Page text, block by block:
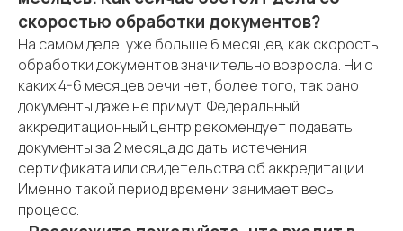
скоростью обработки документов?
На самом деле, уже больше 6 месяцев, как скорость
обработки документов значительно возросла. Ни о
каких 4-6 месяцев речи нет, более того, так рано
документы даже не примут. Федеральный
аккредитационный центр рекомендует подавать
документы за 2 месяца до даты истечения
сертификата или свидетельства об аккредитации.
Именно такой период времени занимает весь
процесс.